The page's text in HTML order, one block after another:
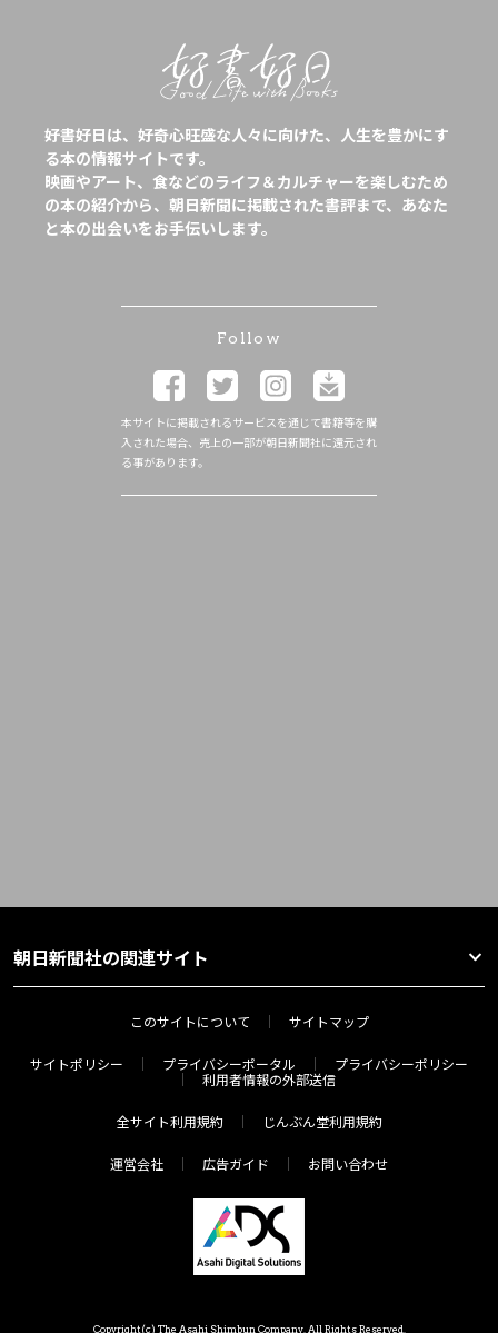
好書好日は、好奇心旺盛な人々に向けた、人生を豊かにす
る本の情報サイトです。
映画やアート、食などのライフ＆カルチャーを楽しむため
の本の紹介から、朝日新聞に掲載された書評まで、あなた
と本の出会いをお手伝いします。
Follow
本サイトに掲載されるサービスを通じて書籍等を購
入された場合、売上の一部が朝日新聞社に還元され
る事があります。
朝日新聞社の関連サイト
このサイトについて サイトマップ
サイトポリシー プライバシーポータル
プライバシーポリシー
利用者情報の外部送信
全サイト利用規約 じんぶん堂利用規約
運営会社 広告ガイド お問い合わせ
Copyright(c) The Asahi Shimbun Company. All Rights Reserved.